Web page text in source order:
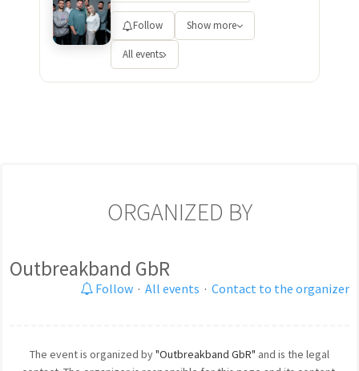
Follow Show more
All events
ORGANIZED BY
Outbreakband GbR
Follow · All events · Contact to the organizer
The event is organized by"Outbreakband GbR" and is the legal